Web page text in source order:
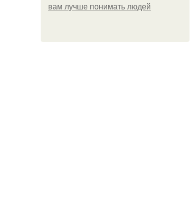
вам лучше понимать людей